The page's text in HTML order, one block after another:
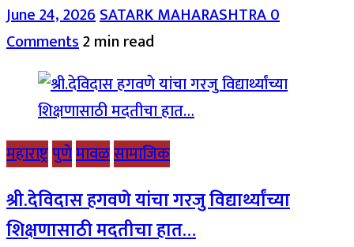
June 24, 2026SATARK MAHARASHTRA0
Comments2 min read
महाराष्ट्रपुणेमावळसामाजिक
श्री.देविदास हगवणे यांचा गरजु विद्यार्थ्यांच्या
शिक्षणासाठी मदतीचा हात…